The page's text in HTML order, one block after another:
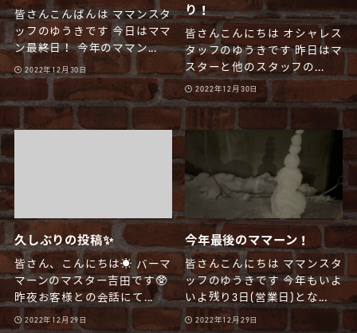
皆さんこんばんは ママンスタ
ッフのゆうきです 今日はママ
ン最終日！ 今年のママン...
2022年12月30日
り！
皆さんこんにちは オシャレス
タッフのゆうきです 昨日はマ
スターと他のスタッフの...
2022年12月30日
久しぶりの投稿✨
皆さん、こんにちは☀️ バーマ
マーンのマスター吉田です🥸
昨夜お客様との会話にて...
2022年12月29日
今年最後のママーン！
皆さんこんにちは ママンスタ
ッフのゆうきです 今年もいよ
いよ残り3日(営業日)とな...
2022年12月29日